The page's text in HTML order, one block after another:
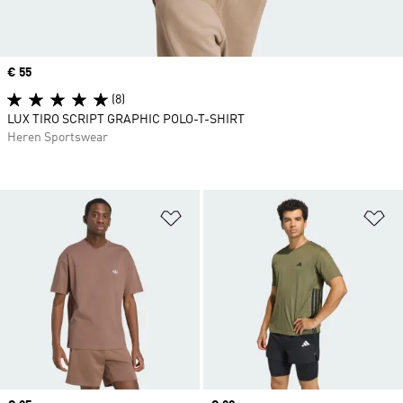
Op verlanglijst zetten
Price
€ 55
(8)
LUX TIRO SCRIPT GRAPHIC POLO-T-SHIRT
Heren Sportswear